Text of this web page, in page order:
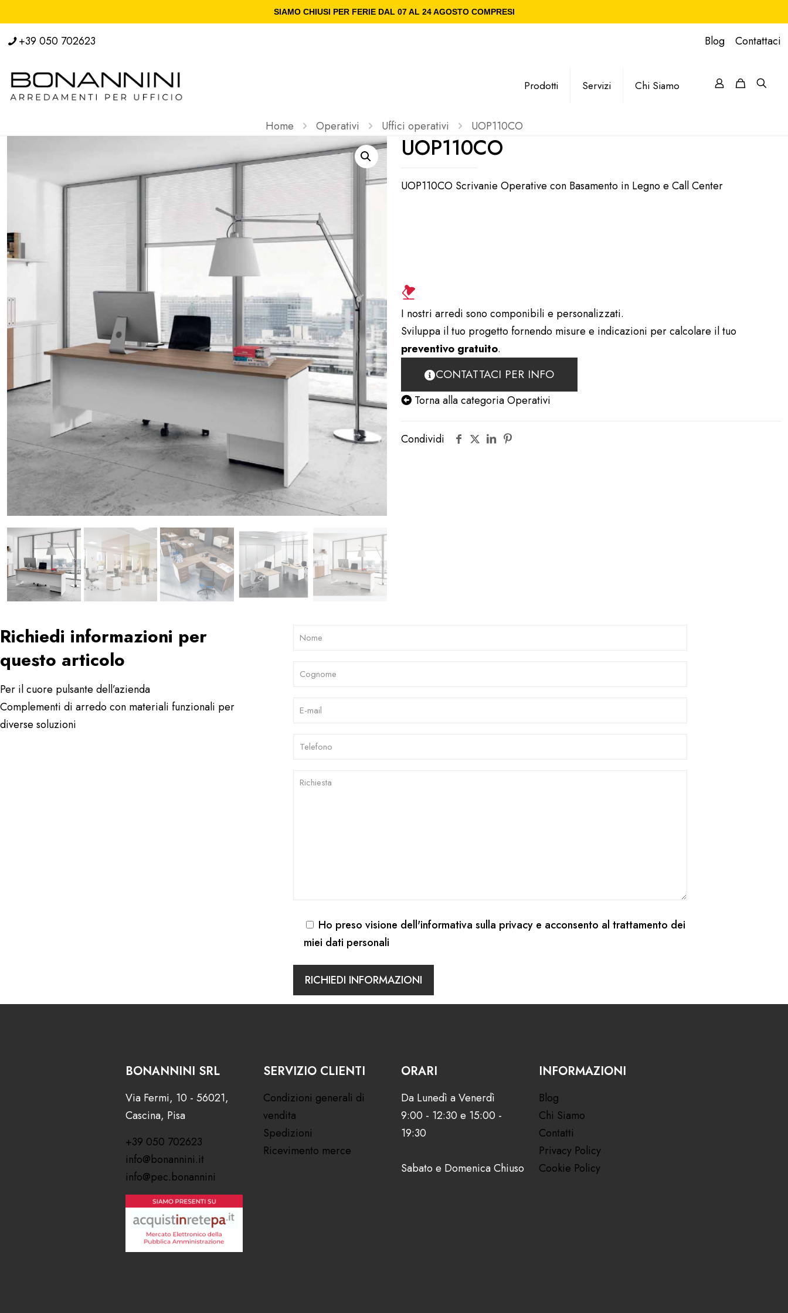
SIAMO CHIUSI PER FERIE DAL 07 AL 24 AGOSTO COMPRESI
+39 050 702623 Blog Contattaci
Prodotti Servizi Chi Siamo
Home Operativi Uffici operativi UOP110CO
UOP110CO
UOP110CO Scrivanie Operative con Basamento in Legno e Call Center
I nostri arredi sono componibili e personalizzati.
Sviluppa il tuo progetto fornendo misure e indicazioni per calcolare il tuo
preventivo gratuito.
CONTATTACI PER INFO
Torna alla categoria Operativi
Condividi
Richiedi informazioni per
questo articolo
Per il cuore pulsante dell’azienda
Complementi di arredo con materiali funzionali per
diverse soluzioni
Ho preso visione dell'informativa sulla privacy e acconsento al trattamento dei
miei dati personali
BONANNINI SRL
Via Fermi, 10 - 56021,
Cascina, Pisa
+39 050 702623
info@bonannini.it
info@pec.bonannini
SERVIZIO CLIENTI
Condizioni generali di
vendita
Spedizioni
Ricevimento merce
ORARI
Da Lunedì a Venerdì
9:00 - 12:30 e 15:00 -
19:30
Sabato e Domenica Chiuso
INFORMAZIONI
Blog
Chi Siamo
Contatti
Privacy Policy
Cookie Policy